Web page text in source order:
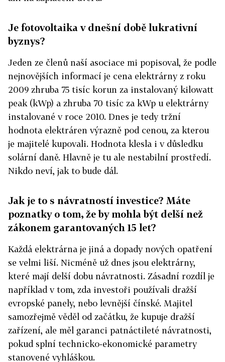
Je fotovoltaika v dnešní době lukrativní
byznys?
Jeden ze členů naší asociace mi popisoval, že podle
nejnovějších informací je cena elektrárny z roku
2009 zhruba 75 tisíc korun za instalovaný kilowatt
peak (kWp) a zhruba 70 tisíc za kWp u elektrárny
instalované v roce 2010. Dnes je tedy tržní
hodnota elektráren výrazně pod cenou, za kterou
je majitelé kupovali. Hodnota klesla i v důsledku
solární daně. Hlavně je tu ale nestabilní prostředí.
Nikdo neví, jak to bude dál.
Jak je to s návratností investice? Máte
poznatky o tom, že by mohla být delší než
zákonem garantovaných 15 let?
Každá elektrárna je jiná a dopady nových opatření
se velmi liší. Nicméně už dnes jsou elektrárny,
které mají delší dobu návratnosti. Zásadní rozdíl je
například v tom, zda investoři používali dražší
evropské panely, nebo levnější čínské. Majitel
samozřejmě věděl od začátku, že kupuje dražší
zařízení, ale měl garanci patnáctileté návratnosti,
pokud splní technicko-ekonomické parametry
stanovené vyhláškou.